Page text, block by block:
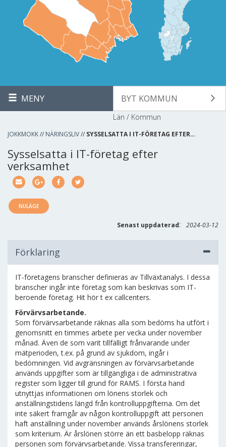
MENY BYT KOMMUN
Län / Kommun
JOKKMOKK// NÄRINGSLIV// SYSSELSATTA I IT-FÖRETAG EFTER…
Sysselsatta i IT-företag efter
verksamhet
NULÄGE
Senast uppdaterad: 2024-03-12
Förklaring
IT-företagens branscher definieras av Tillväxtanalys. I dessa
branscher ingår inte företag som kan beskrivas som IT-
beroende företag. Hit hör t ex callcenters.
Förvärvsarbetande.
Som förvärvsarbetande räknas alla som bedöms ha utfört i
genomsnitt en timmes arbete per vecka under november
månad. Även de som varit tillfälligt frånvarande under
mätperioden, t.ex. på grund av sjukdom, ingår i
bedömningen. Vid avgränsningen av förvärvsarbetande
används uppgifter som är tillgängliga i de administrativa
register som ligger till grund för RAMS. I första hand
utnyttjas informationen om lönens storlek och
anställningstidens längd från kontrolluppgifterna. Om det
inte säkert framgår av någon kontrolluppgift att personen
haft anställning under november används årslönens storlek
som kriterium. Är årslönen större än ett basbelopp räknas
personen som förvärvsarbetande. Vissa transfereringar,